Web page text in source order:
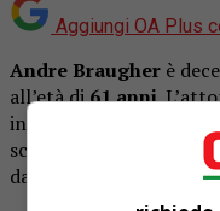
Aggiungi OA Plus
Andre Braugher è
all’età di61 anni.
interpretato numerosi
scomparso a causa di
dalla sua agente